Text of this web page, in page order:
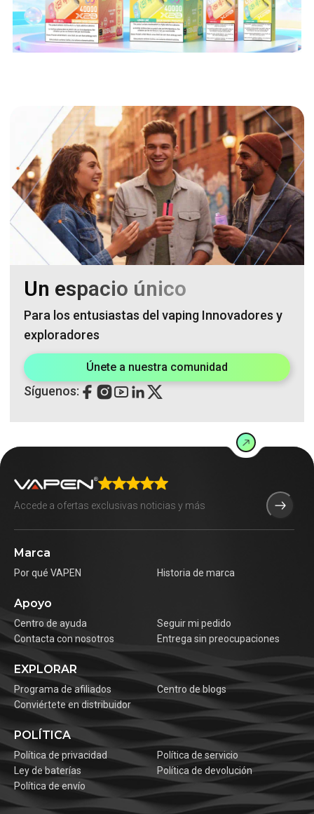
Un espacio único
Para los entusiastas del vaping Innovadores y
exploradores
Únete a nuestra comunidad
Síguenos:
Marca
Por qué VAPEN Historia de marca
Apoyo
Centro de ayuda
Seguir mi pedido
Contacta con nosotros
Entrega sin preocupaciones
EXPLORAR
Programa de afiliados
Centro de blogs
Conviértete en distribuidor
POLÍTICA
Política de privacidad
Política de servicio
Ley de baterías
Política de devolución
Política de envío